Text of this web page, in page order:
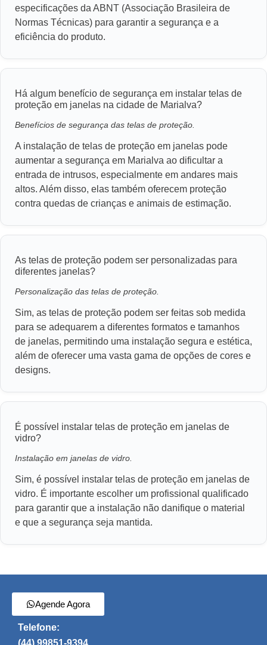
especificações da ABNT (Associação Brasileira de
Normas Técnicas) para garantir a segurança e a
eficiência do produto.
Há algum benefício de segurança em instalar telas de
proteção em janelas na cidade de Marialva?
Benefícios de segurança das telas de proteção.
A instalação de telas de proteção em janelas pode
aumentar a segurança em Marialva ao dificultar a
entrada de intrusos, especialmente em andares mais
altos. Além disso, elas também oferecem proteção
contra quedas de crianças e animais de estimação.
As telas de proteção podem ser personalizadas para
diferentes janelas?
Personalização das telas de proteção.
Sim, as telas de proteção podem ser feitas sob medida
para se adequarem a diferentes formatos e tamanhos
de janelas, permitindo uma instalação segura e estética,
além de oferecer uma vasta gama de opções de cores e
designs.
É possível instalar telas de proteção em janelas de
vidro?
Instalação em janelas de vidro.
Sim, é possível instalar telas de proteção em janelas de
vidro. É importante escolher um profissional qualificado
para garantir que a instalação não danifique o material
e que a segurança seja mantida.
Agende Agora
Telefone:
(44) 99851-9394